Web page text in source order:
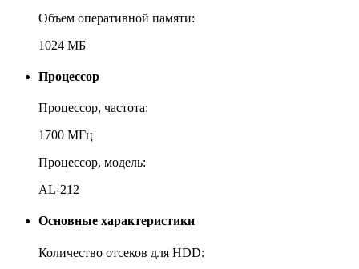
Объем оперативной памяти:
1024 МБ
Процессор
Процессор, частота:
1700 МГц
Процессор, модель:
AL-212
Основные характеристики
Количество отсеков для HDD: